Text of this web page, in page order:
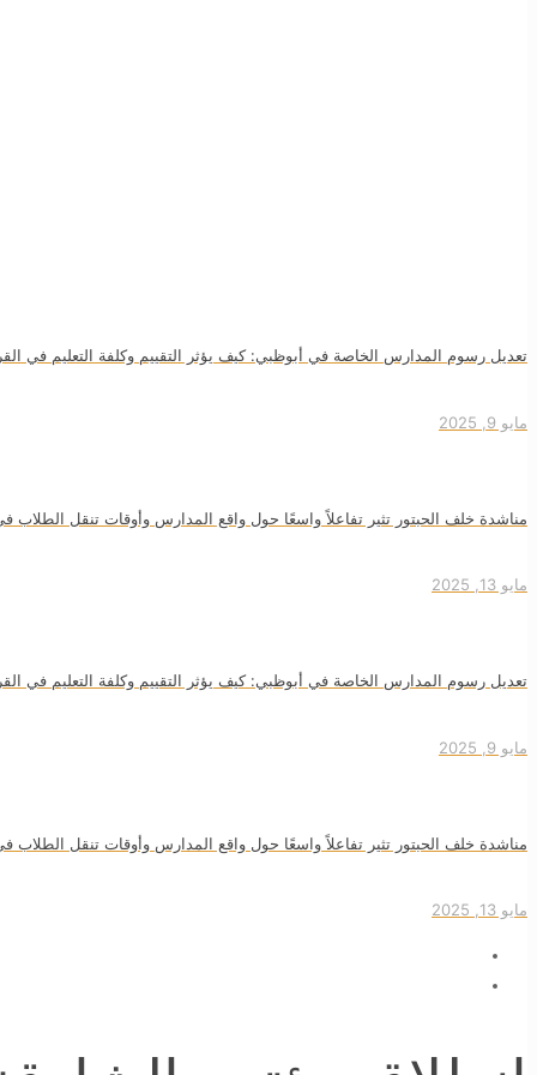
تعديل رسوم المدارس الخاصة في أبوظبي: كيف يؤثر التقييم وكلفة التعليم في
مايو 9, 2025
مناشدة خلف الحبتور تثير تفاعلاً واسعًا حول واقع المدارس وأوقات تنقل الطلاب
مايو 13, 2025
تعديل رسوم المدارس الخاصة في أبوظبي: كيف يؤثر التقييم وكلفة التعليم في
مايو 9, 2025
مناشدة خلف الحبتور تثير تفاعلاً واسعًا حول واقع المدارس وأوقات تنقل الطلاب
مايو 13, 2025